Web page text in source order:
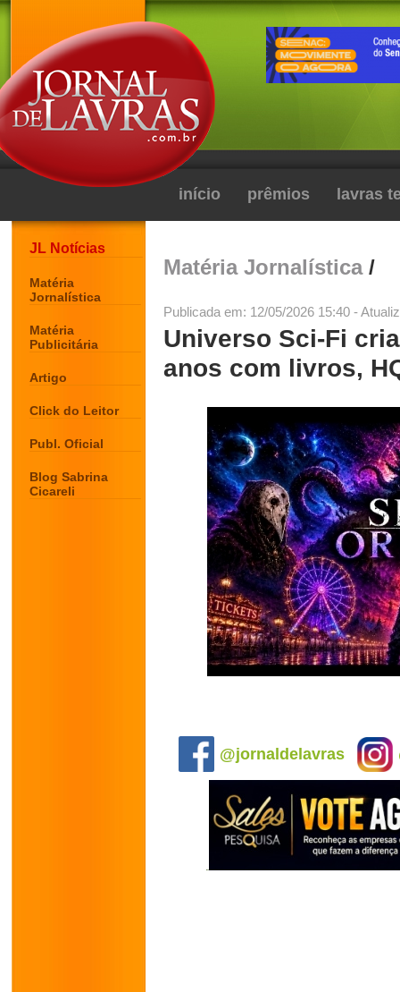
início prêmios lavras
JL Notícias
Matéria
Jornalística
Matéria
Publicitária
Artigo
Click do Leitor
Publ. Oficial
Blog Sabrina
Cicareli
Matéria Jornalística/
Publicada em: 12/05/2026 15:40 -
Universo Sci-Fi
anos com livros,
@jornaldelavras